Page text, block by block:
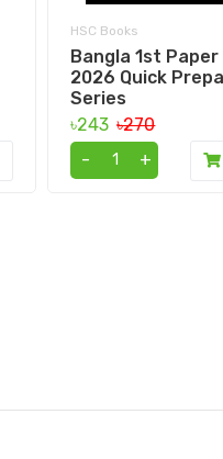
HSC Books
Bangla 1st Paper
2026 Quick
Series
৳243 ৳270
-
+